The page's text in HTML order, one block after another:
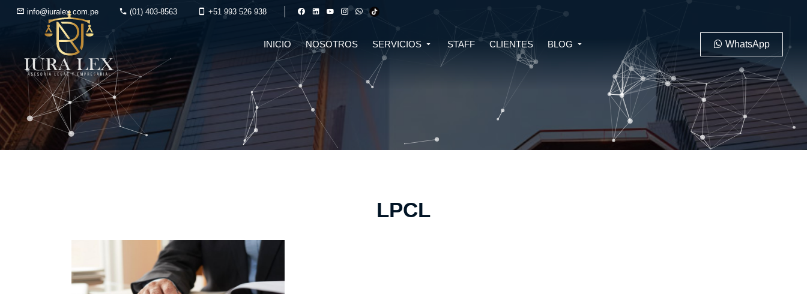
info@iuralex.com.pe (01) 403-8563 +51 993 526 938
INICIO NOSOTROS SERVICIOS
DERECHO FINANCIERO Y
CRIPTOMONEDAS
DERECHO CIVIL
DERECHO DE SALUD Y
BIOTECNOLOGÍA
DERECHO EMPRESARIAL Y
CORPORATIVO
DERECHO DIGITAL E IA
STAFF CLIENTES BLOG
PENAL
LABORAL
WhatsApp
LPCL